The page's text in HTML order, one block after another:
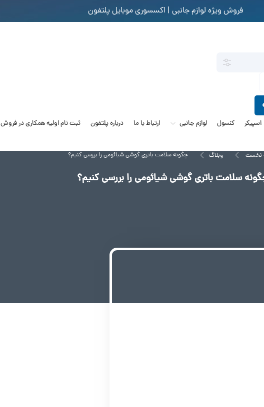
فروش ویژه لوازم جانبی | اکسسوری موبایل پلتفون
اسپیکر کنسول لوازم جانبی ارتباط با ما درباره پلتفون ثبت نام اولیه همکاری در فروش
نخست وبلاگ چگونه سلامت باتری گوشی شیائومی را بررسی کنیم؟
سلامت باتری گوشی شیائومی را بررسی کنیم؟